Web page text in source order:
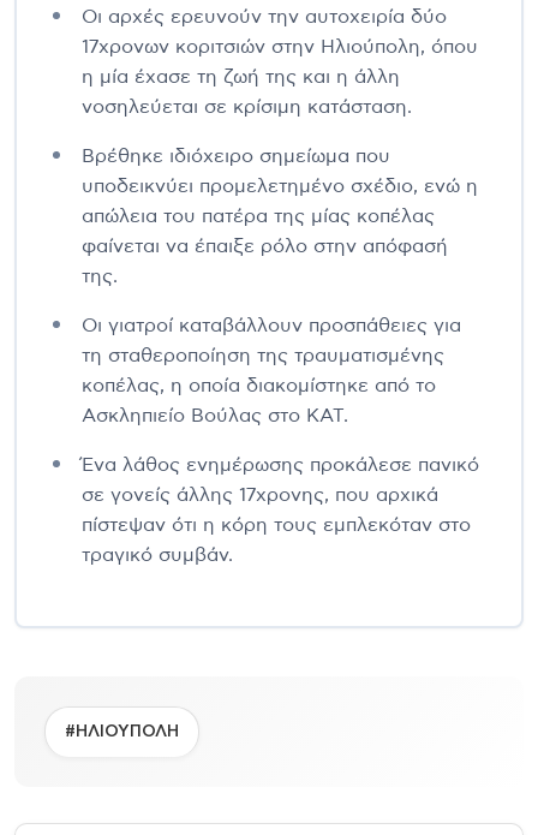
Οι αρχές ερευνούν την αυτοχειρία δύο
17χρονων κοριτσιών στην Ηλιούπολη, όπου
η μία έχασε τη ζωή της και η άλλη
νοσηλεύεται σε κρίσιμη κατάσταση.
Βρέθηκε ιδιόχειρο σημείωμα που
υποδεικνύει προμελετημένο σχέδιο, ενώ η
απώλεια του πατέρα της μίας κοπέλας
φαίνεται να έπαιξε ρόλο στην απόφασή
της.
Οι γιατροί καταβάλλουν προσπάθειες για
τη σταθεροποίηση της τραυματισμένης
κοπέλας, η οποία διακομίστηκε από το
Ασκληπιείο Βούλας στο ΚΑΤ.
Ένα λάθος ενημέρωσης προκάλεσε πανικό
σε γονείς άλλης 17χρονης, που αρχικά
πίστεψαν ότι η κόρη τους εμπλεκόταν στο
τραγικό συμβάν.
#ΗΛΙΟΥΠΟΛΗ